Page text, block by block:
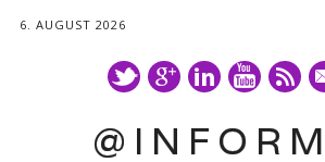
6. AUGUST 2026